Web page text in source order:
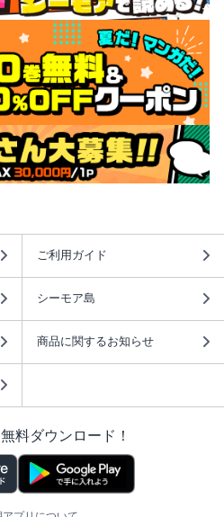
ご利用ガイド
シーモア島
商品に関するお知らせ
料ダウンロード！